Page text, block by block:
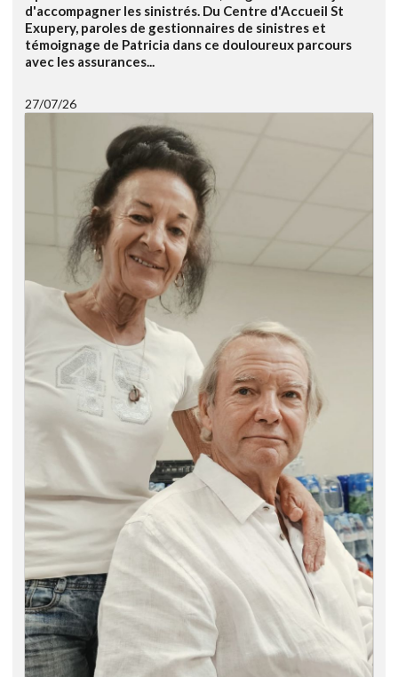
d'accompagner les sinistrés. Du Centre d'Accueil St
Exupery, paroles de gestionnaires de sinistres et
témoignage de Patricia dans ce douloureux parcours
avec les assurances...
27/07/26